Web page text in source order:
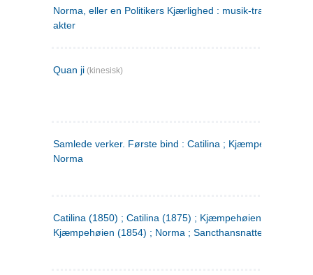
Norma, eller en Politikers Kjærlighed : musik-tragedie i tre
akter
Quan ji (kinesisk)
Samlede verker. Første bind : Catilina ; Kjæmpehøien ;
Norma
Catilina (1850) ; Catilina (1875) ; Kjæmpehøien (1850) ;
Kjæmpehøien (1854) ; Norma ; Sancthansnatten